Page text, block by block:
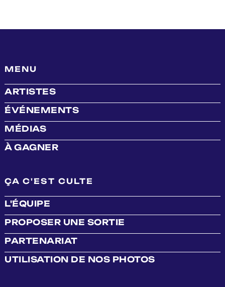
MENU
ARTISTES
ÉVÉNEMENTS
MÉDIAS
À GAGNER
ÇA C'EST CULTE
L'ÉQUIPE
PROPOSER UNE SORTIE
PARTENARIAT
UTILISATION DE NOS PHOTOS